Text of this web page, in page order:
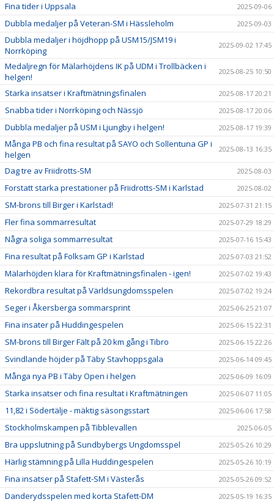
Fina tider i Uppsala 2025-09-06
Dubbla medaljer på Veteran-SM i Hässleholm 2025-09-03
Dubbla medaljer i höjdhopp på USM15/JSM19 i
Norrköping
2025-09-02 17:45
Medaljregn för Mälarhöjdens IK på UDM i Trollbäcken i
helgen!
2025-08-25 10:50
Starka insatser i Kraftmätningsfinalen 2025-08-17 20:21
Snabba tider i Norrköping och Nässjö 2025-08-17 20:06
Dubbla medaljer på USM i Ljungby i helgen! 2025-08-17 19:39
Många PB och fina resultat på SAYO och Sollentuna GP i
helgen
2025-08-13 16:35
Dag tre av Friidrotts-SM 2025-08-03
Forstatt starka prestationer på Friidrotts-SM i Karlstad 2025-08-02
SM-brons till Birger i Karlstad! 2025-07-31 21:15
Fler fina sommarresultat 2025-07-29 18:29
Några soliga sommarresultat 2025-07-16 15:43
Fina resultat på Folksam GP i Karlstad 2025-07-03 21:52
Mälarhöjden klara för Kraftmätningsfinalen - igen! 2025-07-02 19:43
Rekordbra resultat på Världsungdomsspelen 2025-07-02 19:24
Seger i Åkersberga sommarsprint 2025-06-25 21:07
Fina insater på Huddingespelen 2025-06-15 22:31
SM-brons till Birger Fält på 20 km gång i Tibro 2025-06-15 22:26
Svindlande höjder på Täby Stavhoppsgala 2025-06-14 09:45
Många nya PB i Täby Open i helgen 2025-06-09 16:09
Starka insatser och fina resultat i Kraftmätningen 2025-06-07 11:05
11,82 i Södertälje - mäktig säsongsstart 2025-06-06 17:58
Stockholmskampen på Tibblevallen 2025-06-05
Bra uppslutning på Sundbybergs Ungdomsspel 2025-05-26 10:29
Härlig stämning på Lilla Huddingespelen 2025-05-26 10:19
Fina insatser på Stafett-SM i Västerås 2025-05-26 09:52
Danderydsspelen med korta Stafett-DM 2025-05-19 16:35